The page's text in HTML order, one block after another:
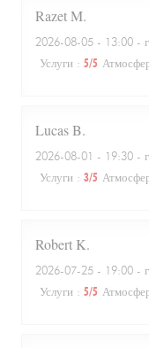
RazetM
2026-08-05 - 13:00 -
Услуги : 5/5
LucasB
2026-08-01 - 19:30 -
Услуги : 3/5
Robert K
2026-07-25 - 19:00 -
Услуги : 5/5